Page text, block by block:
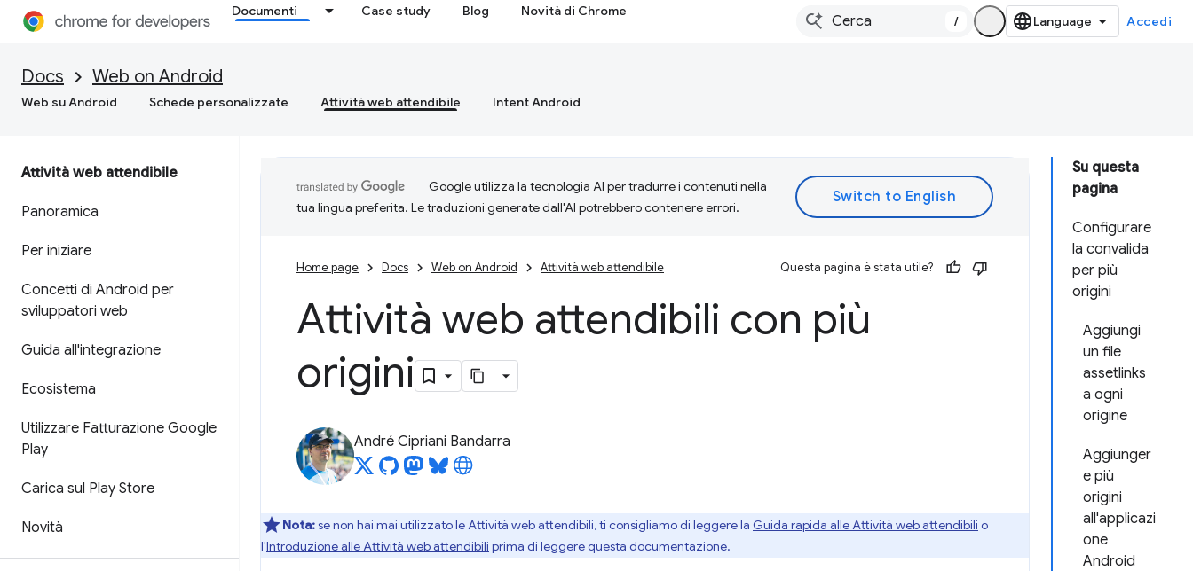
Documenti Case study Blog Novità di Chrome
/ Accedi
Docs Web on Android
Web su Android Schede personalizzate Attività web attendibile Intent Android
Attività web attendibile
Panoramica
Per iniziare
Concetti di Android per
sviluppatori web
Guida all'integrazione
Ecosistema
Utilizzare Fatturazione Google
Play
Carica sul Play Store
Novità
Su questa
pagina
Configurare
la convalida
per più
origini
Aggiungi
un file
assetlinks
a ogni
origine
Aggiunger
e più
origini
all'applicazi
one
Android
Google utilizza la tecnologia AI per tradurre i contenuti nella
tua lingua preferita. Le traduzioni generate dall'AI potrebbero contenere errori.
Home page Docs Web on Android Attività web attendibile Questa pagina è stata utile?
Attività web attendibili con più
origini
André Cipriani Bandarra
Nota:se non hai mai utilizzato le Attività web attendibili, ti consigliamo di leggere la Guida rapida alle Attività web attendibili o
l'Introduzione alle Attività web attendibili prima di leggere questa documentazione.